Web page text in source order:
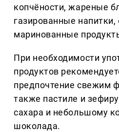
копчёности, жареные
газированные напитки,
маринованные
При необходимости
продуктов
предпочтение свежим
также пастиле и
сахара и небольшому
шоколада.